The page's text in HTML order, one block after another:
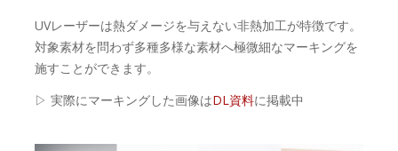
UVレーザーは熱ダメージを与えない非熱加工が特徴です。
対象素材を問わず多種多様な素材へ極微細なマーキングを
施すことができます。
▷ 実際にマーキングした画像はDL資料に掲載中